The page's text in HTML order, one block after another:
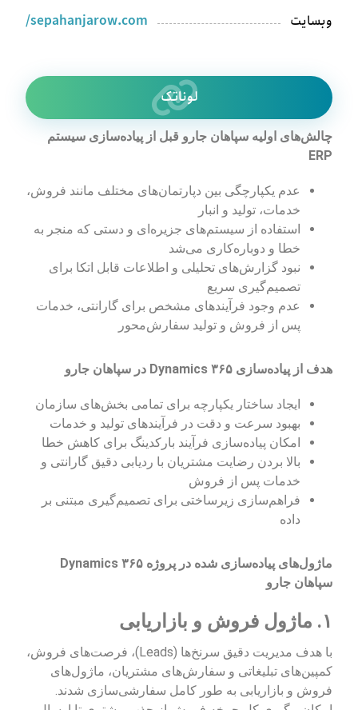
وبسایت
sepahanjarow.com/
لوناتک
چالش‌های اولیه سپاهان جارو قبل از پیاده‌سازی سیستم
ERP
عدم یکپارچگی بین دپارتمان‌های مختلف مانند فروش،
خدمات، تولید و انبار
استفاده از سیستم‌های جزیره‌ای و دستی که منجر به
خطا و دوباره‌کاری می‌شد
نبود گزارش‌های تحلیلی و اطلاعات قابل اتکا برای
تصمیم‌گیری سریع
عدم وجود فرآیندهای مشخص برای گارانتی، خدمات
پس از فروش و تولید سفارش‌محور
هدف از پیاده‌سازی Dynamics ۳۶۵ در سپاهان جارو
ایجاد ساختار یکپارچه برای تمامی بخش‌های سازمان
بهبود سرعت و دقت در فرآیندهای تولید و خدمات
امکان پیاده‌سازی فرآیند بارکدینگ برای کاهش خطا
بالا بردن رضایت مشتریان با ردیابی دقیق گارانتی و
خدمات پس از فروش
فراهم‌سازی زیرساختی برای تصمیم‌گیری مبتنی بر
داده
ماژول‌های پیاده‌سازی شده در پروژه Dynamics ۳۶۵
سپاهان جارو
۱. ماژول فروش و بازاریابی
با هدف مدیریت دقیق سرنخ‌ها (Leads)، فرصت‌های فروش،
کمپین‌های تبلیغاتی و سفارش‌های مشتریان، ماژول‌های
فروش و بازاریابی به طور کامل سفارشی‌سازی شدند.